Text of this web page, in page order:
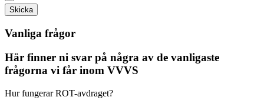
Skicka
Vanliga frågor
Här finner ni svar på några av de vanligaste
frågorna vi får inom VVVS
Hur fungerar ROT-avdraget?